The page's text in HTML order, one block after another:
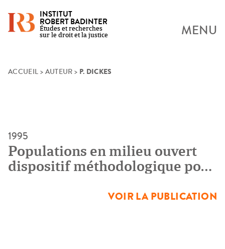
Skip
INSTITUT
ROBERT BADINTER
Études et recherches
sur le droit et la justice
MENU
ACCUEIL > AUTEUR > P. DICKES
1995
Populations en milieu ouvert
dispositif méthodologique pour
Descriptions des sujets et
VOIR LA PUBLICATION